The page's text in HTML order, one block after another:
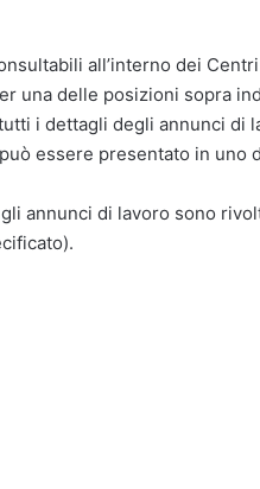
all’interno dei
una delle posizioni sopra
i dettagli degli annunci di
essere presentato in uno
annunci di lavoro sono